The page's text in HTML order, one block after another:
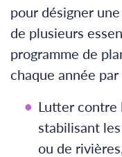
pour désigner
de plusieurs
programme de
chaque année par
Lutter contre
stabilisant
ou de